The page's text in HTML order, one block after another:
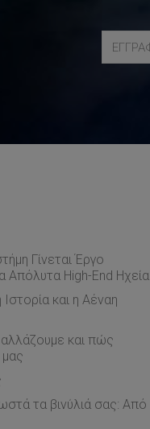
Γίνεται Έργο
Απόλυτα High-End Ηχεία
και η Αέναη
και πώς
τα βινύλιά σας: Από